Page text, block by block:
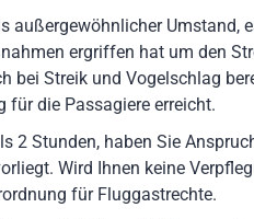
außergewöhnlicher Umstand,
ergriffen hat um den
bei Streik und Vogelschlag
für die Passagiere erreicht.
2 Stunden, haben Sie
Wird Ihnen keine
für Fluggastrechte.